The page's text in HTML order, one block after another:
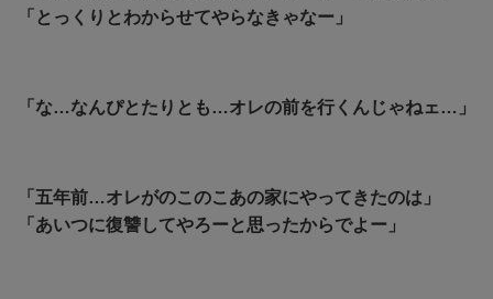
「とっくりとわからせてやらなきゃなー」
「な…なんぴとたりとも…オレの前を行くんじゃねェ…」
「五年前…オレがのこのこあの家にやってきたのは」
「あいつに復讐してやろーと思ったからでよー」